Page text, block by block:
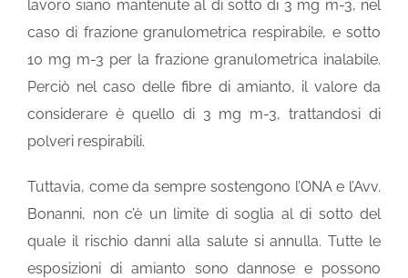
lavoro siano mantenute al di sotto di 3 mg m-3, nel
caso di frazione granulometrica respirabile, e sotto
10 mg m-3 per la frazione granulometrica inalabile.
Perciò nel caso delle fibre di amianto, il valore da
considerare è quello di 3 mg m-3, trattandosi di
polveri respirabili.
Tuttavia, come da sempre sostengono l’ONA e l’Avv.
Bonanni, non c’è un limite di soglia al di sotto del
quale il rischio danni alla salute si annulla. Tutte le
esposizioni di amianto sono dannose e possono